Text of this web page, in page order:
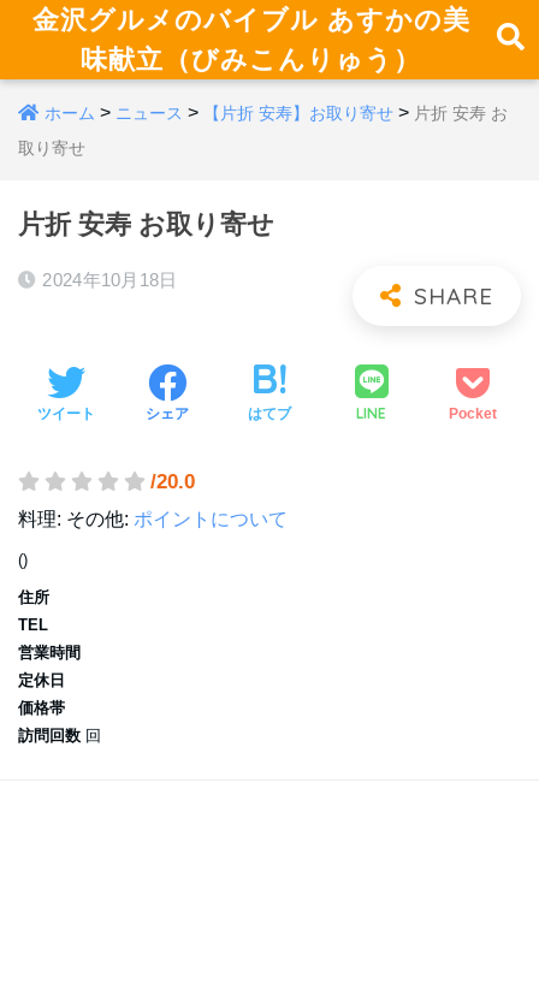
金沢グルメのバイブル あすかの美
味献立（びみこんりゅう）
ホーム > ニュース > 【片折 安寿】お取り寄せ > 片折 安寿 お
取り寄せ
片折 安寿 お取り寄せ
2024年10月18日
ツイート シェア はてブ LINE Pocket
/20.0
料理: その他: ポイントについて
()
住所
TEL
営業時間
定休日
価格帯
訪問回数 回